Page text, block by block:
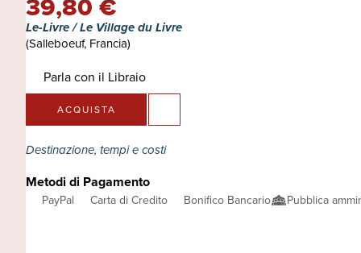
39,80 €
Le-Livre / Le Village du Livre
(Salleboeuf, Francia)
Parla con il Libraio
ACQUISTA
Destinazione, tempi e costi
Metodi di Pagamento
PayPal Carta di Credito Bonifico Bancario Pubblica